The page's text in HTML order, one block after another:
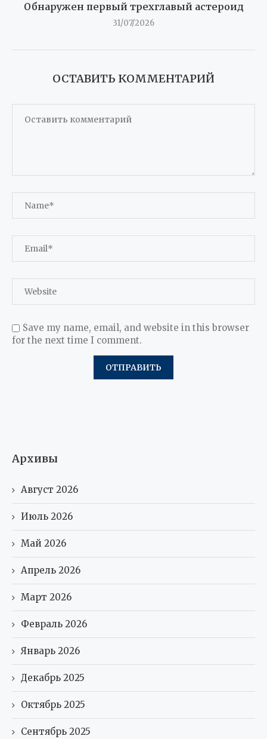
Обнаружен первый трехглавый астероид
31/07/2026
ОСТАВИТЬ КОММЕНТАРИЙ
Save my name, email, and website in this browser
for the next time I comment.
Архивы
Август 2026
Июль 2026
Май 2026
Апрель 2026
Март 2026
Февраль 2026
Январь 2026
Декабрь 2025
Октябрь 2025
Сентябрь 2025